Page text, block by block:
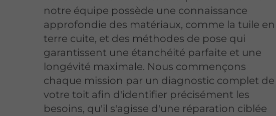
notre équipe possède une connaissance
approfondie des matériaux, comme la tuile en
terre cuite, et des méthodes de pose qui
garantissent une étanchéité parfaite et une
longévité maximale. Nous commençons
chaque mission par un diagnostic complet de
votre toit afin d'identifier précisément les
besoins, qu'il s'agisse d'une réparation ciblée